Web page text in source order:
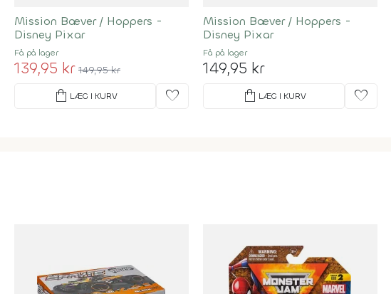
Mission Bæver / Hoppers -
Disney Pixar
Få på lager
139,95 kr 149,95 kr
shopping_bag LÆG I KURV favorite
Mission Bæver / Hoppers -
Disney Pixar
Få på lager
149,95 kr
shopping_bag LÆG I KURV favorite